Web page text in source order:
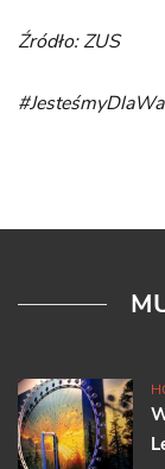
Źródło: ZUS